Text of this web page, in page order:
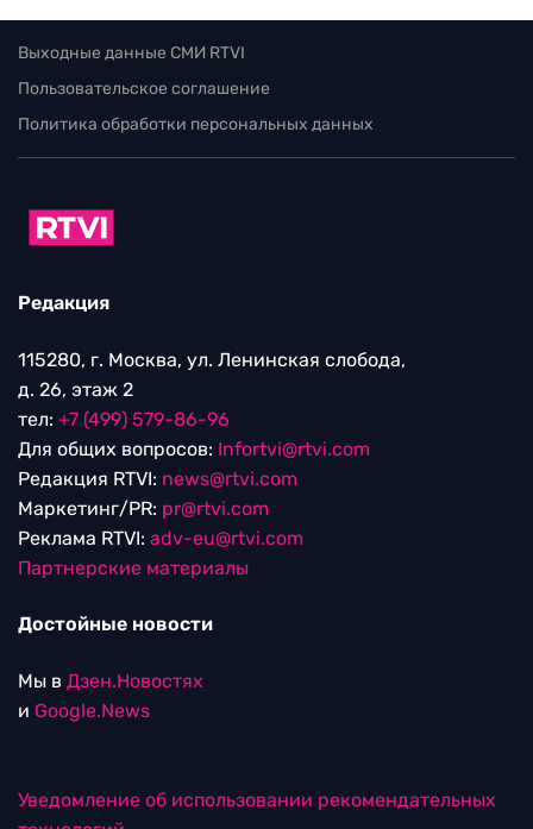
Выходные данные СМИ RTVI
Пользовательское соглашение
Политика обработки персональных данных
Редакция
115280, г. Москва, ул. Ленинская слобода,
д. 26, этаж 2
тел: +7 (499) 579-86-96
Для общих вопросов: Infortvi@rtvi.com
Редакция RTVI: news@rtvi.com
Маркетинг/PR: pr@rtvi.com
Реклама RTVI: adv-eu@rtvi.com
Партнерские материалы
Достойные новости
Мы в Дзен.Новостях
и Google.News
Уведомление об использовании рекомендательных